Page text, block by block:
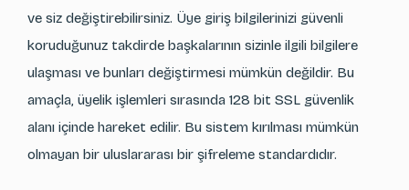
ve siz değiştirebilirsiniz. Üye giriş bilgilerinizi güvenli
koruduğunuz takdirde başkalarının sizinle ilgili bilgilere
ulaşması ve bunları değiştirmesi mümkün değildir. Bu
amaçla, üyelik işlemleri sırasında 128 bit SSL güvenlik
alanı içinde hareket edilir. Bu sistem kırılması mümkün
olmayan bir uluslararası bir şifreleme standardıdır.